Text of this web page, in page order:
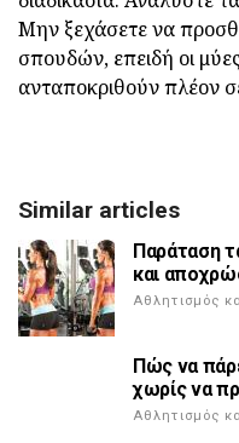
Μην ξεχάσετε να
σπουδών, επειδή οι
ανταποκριθούν πλέον
Similar articles
Παράταση
και
Αθλητισμός
Πώς να
χωρίς να
Αθλητισμός